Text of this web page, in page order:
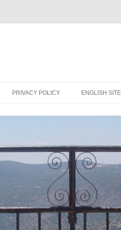
ENGLISH SITE
PRIVACY POLICY